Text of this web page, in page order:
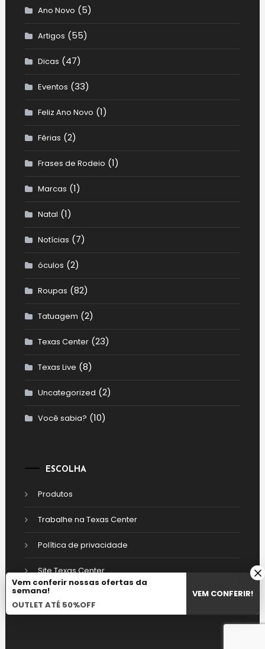
Ano Novo (5)
Artigos (55)
Dicas (47)
Eventos (33)
Feliz Ano Novo (1)
Férias (2)
Frases de Rodeio (1)
Marcas (1)
Natal (1)
Notícias (7)
óculos (2)
Roupas (82)
Tatuagem (2)
Texas Center(23)
Texas Live (8)
Uncategorized (2)
Você sabia? (10)
ESCOLHA
Produtos
Trabalhe na Texas Center
Política de privacidade
Site Texas Center
Vem conferir nossas ofertas da
semana!
OUTLET ATÉ 50%OFF
VEM CONFERIR!